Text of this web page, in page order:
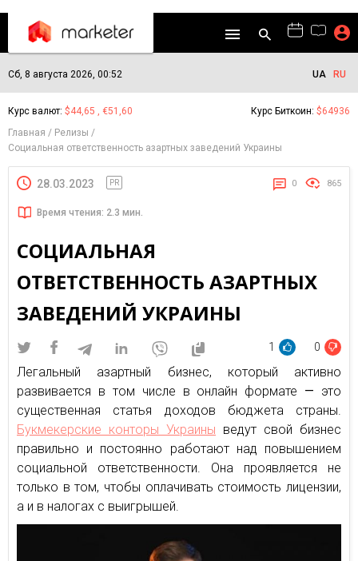
Сб, 8 августа 2026, 00:52 UA RU
Курс валют: $44,65 , €51,60 Курс Биткоин: $64936
Главная
Релизы
Социальная ответственность азартных заведений Украины
28.03.2023 PR 0 865
Время чтения: 2.3 мин.
СОЦИАЛЬНАЯ
ОТВЕТСТВЕННОСТЬ АЗАРТНЫХ
ЗАВЕДЕНИЙ УКРАИНЫ
1 0
Легальный азартный бизнес, который активно
развивается в том числе в онлайн формате — это
существенная статья доходов бюджета страны.
Букмекерские конторы Украины ведут свой бизнес
правильно и постоянно работают над повышением
социальной ответственности. Она проявляется не
только в том, чтобы оплачивать стоимость лицензии,
а и в налогах с выигрышей.